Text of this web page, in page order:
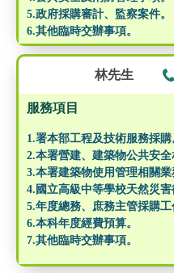
5.政府採購審計、監察案件。
6.其他臨時交辦事項。
林先生
服務項目
1.署本部工程及技術服務採購
2.本署營建、建築物公共安全
3.本署建築物使用管理相關業
4.國立高級中等學校天然災害
5.年度總務、庶務主管採購工
6.本科年度經費預算。
7.其他臨時交辦事項。